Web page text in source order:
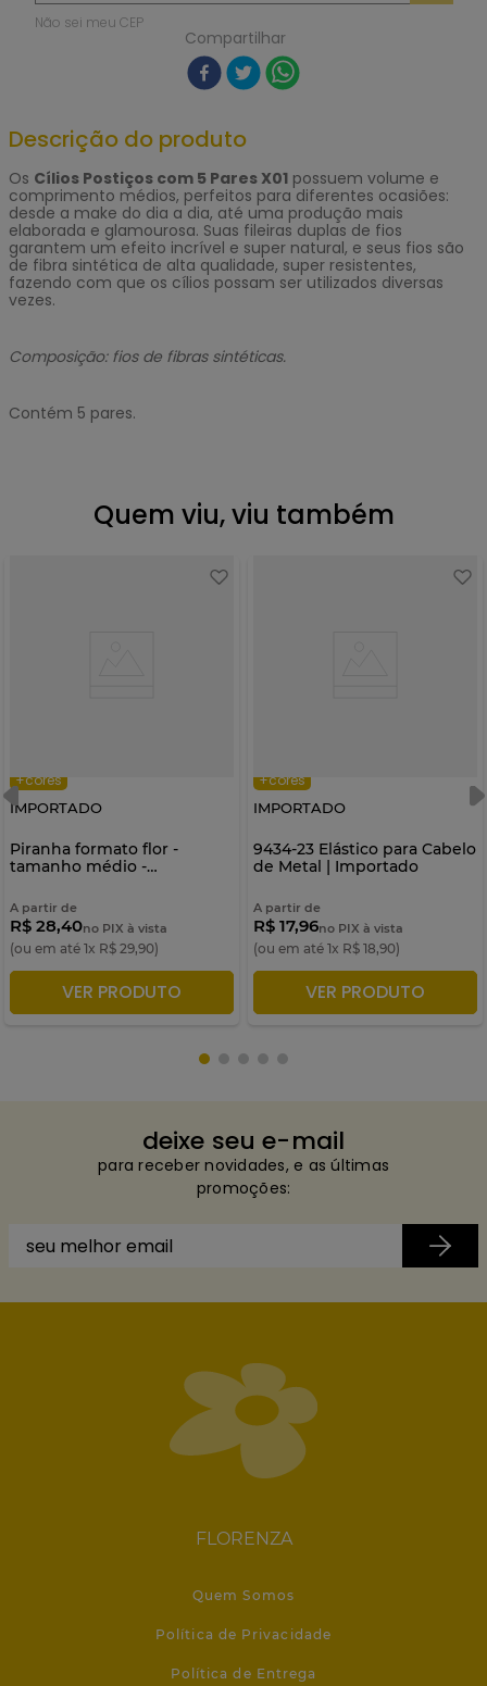
Não sei meu CEP
Compartilhar
Descrição do produto
Os Cílios Postiços com 5 Pares X01 possuem volume e
comprimento médios, perfeitos para diferentes ocasiões:
desde a make do dia a dia, até uma produção mais
elaborada e glamourosa. Suas fileiras duplas de fios
garantem um efeito incrível e super natural, e seus fios são
de fibra sintética de alta qualidade, super resistentes,
fazendo com que os cílios possam ser utilizados diversas
vezes.
Composição: fios de fibras sintéticas.
Contém 5 pares.
Quem viu, viu também
+cores
IMPORTADO
Piranha formato flor -
tamanho médio -
A partir de
R$ 28,40no PIX à vista
(ou em até 1x R$ 29,90)
ADICIONAR À SACOLA
VER PRODUTO
+cores
IMPORTADO
9434-23 Elástico para Cabelo
de Metal | Importado
A partir de
R$ 17,96no PIX à vista
(ou em até 1x R$ 18,90)
ADICIONAR À SACOLA
VER PRODUTO
deixe seu e-mail
para receber novidades, e as últimas
promoções:
FLORENZA
Quem Somos
Política de Privacidade
Política de Entrega